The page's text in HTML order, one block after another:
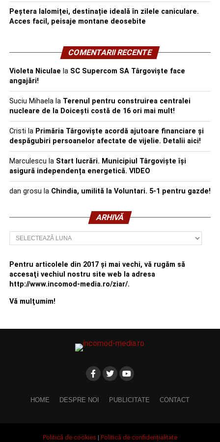
Peștera Ialomiței, destinație ideală în zilele caniculare.
Acces facil, peisaje montane deosebite
COMENTARII RECENTE
Violeta Niculae la SC Supercom SA Târgoviște face
angajări!
Suciu Mihaelala Terenul pentru construirea centralei
nucleare de la Doicești costă de 16 ori mai mult!
Cristi la Primăria Târgoviște acordă ajutoare financiare și
despăgubiri persoanelor afectate de vijelie. Detalii aici!
Marculescu la Start lucrări. Municipiul Târgoviște își
asigură independența energetică. VIDEO
dan grosu la Chindia, umilită la Voluntari. 5-1 pentru gazde!
ARHIVĂ
Arhivă
Pentru articolele din 2017 şi mai vechi, vă rugăm să
accesaţi vechiul nostru site web la adresa
http://www.incomod-media.ro/ziar/.
Vă mulţumim!
HOME DESPRE NOI PUBLICITATE CONTACT
Politică de cookies | Politică de confidențialitate